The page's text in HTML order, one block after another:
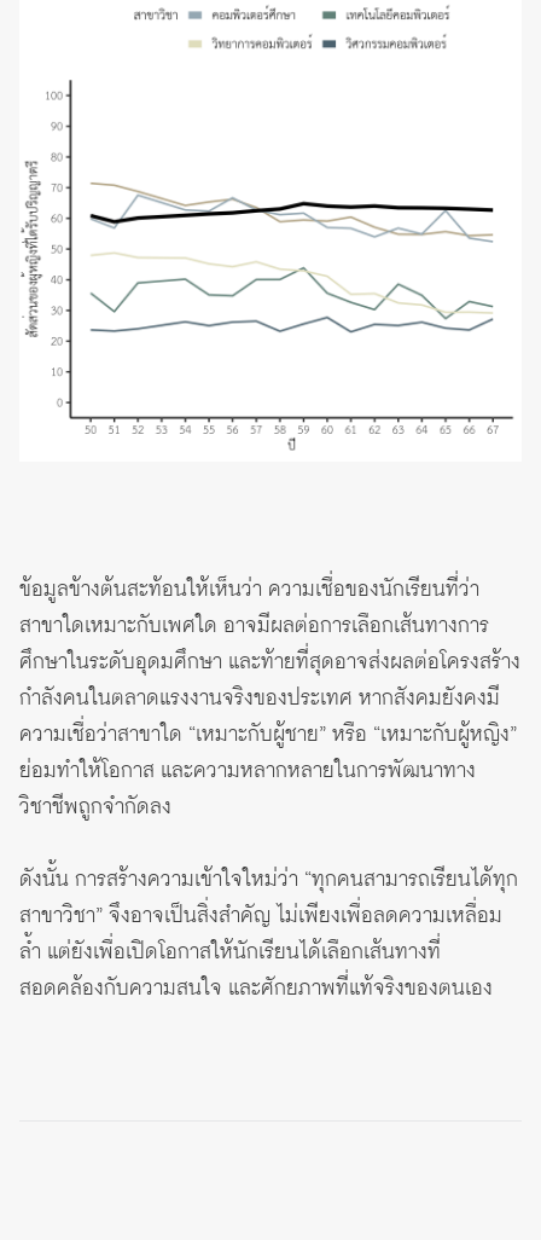
ข้อมูลข้างต้นสะท้อนให้เห็นว่า ความเชื่อของนักเรียนที่ว่า
สาขาใดเหมาะกับเพศใด อาจมีผลต่อการเลือกเส้นทางการ
ศึกษาในระดับอุดมศึกษา และท้ายที่สุดอาจส่งผลต่อโครงสร้าง
กำลังคนในตลาดแรงงานจริงของประเทศ หากสังคมยังคงมี
ความเชื่อว่าสาขาใด “เหมาะกับผู้ชาย” หรือ “เหมาะกับผู้หญิง”
ย่อมทำให้โอกาส และความหลากหลายในการพัฒนาทาง
วิชาชีพถูกจำกัดลง
ดังนั้น การสร้างความเข้าใจใหม่ว่า “ทุกคนสามารถเรียนได้ทุก
สาขาวิชา” จึงอาจเป็นสิ่งสำคัญ ไม่เพียงเพื่อลดความเหลื่อม
ล้ำ แต่ยังเพื่อเปิดโอกาสให้นักเรียนได้เลือกเส้นทางที่
สอดคล้องกับความสนใจ และศักยภาพที่แท้จริงของตนเอง